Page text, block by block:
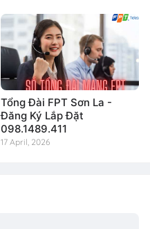
Tổng Đài FPT Sơn La -
Đăng Ký Lắp Đặt
098.1489.411
17 April, 2026